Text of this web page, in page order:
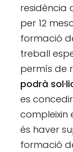
residència
per 12
formació
treball
permís de
podrà
es
compleixin
és haver
formació